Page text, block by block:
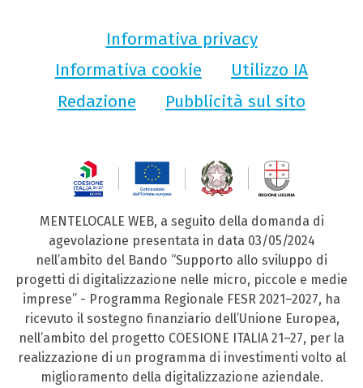
Informativa privacy
Informativa cookie
Utilizzo IA
Redazione
Pubblicità sul sito
MENTELOCALE WEB, a seguito della domanda di
agevolazione presentata in data 03/05/2024
nell’ambito del Bando “Supporto allo sviluppo di
progetti di digitalizzazione nelle micro, piccole e medie
imprese” - Programma Regionale FESR 2021–2027, ha
ricevuto il sostegno finanziario dell’Unione Europea,
nell’ambito del progetto COESIONE ITALIA 21–27, per la
realizzazione di un programma di investimenti volto al
miglioramento della digitalizzazione aziendale.